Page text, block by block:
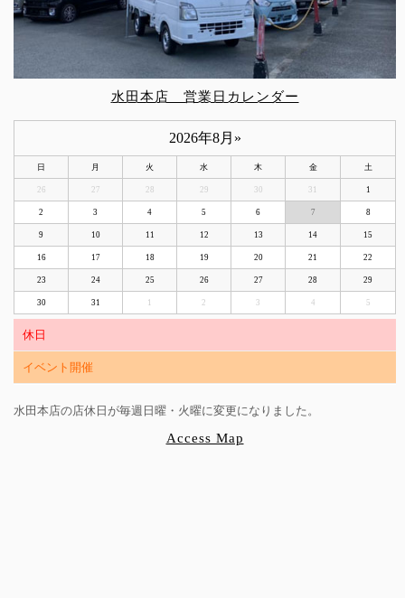
水田本店 営業日カレンダー
2026年8月 »
日 月 火 水 木 金 土
26 27 28 29 30 31 1
2 3 4 5 6 7 8
9 10 11 12 13 14 15
16 17 18 19 20 21 22
23 24 25 26 27 28 29
30 31 1 2 3 4 5
休日
イベント開催
水田本店の店休日が毎週日曜・火曜に変更になりました。
Access Map